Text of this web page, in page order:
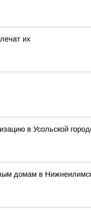
их
в Усольской
домам в